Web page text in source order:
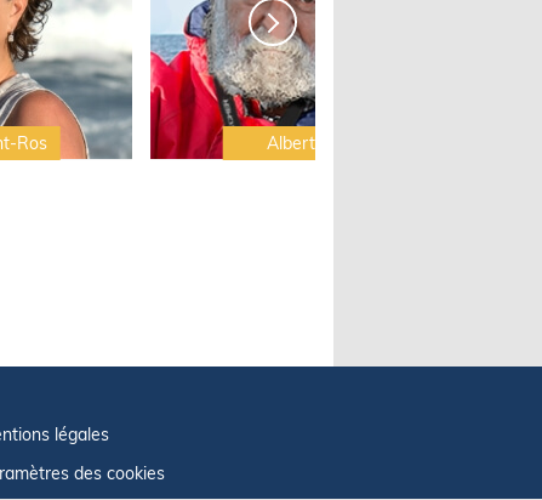
Ros Albert Brel
légales
des cookies